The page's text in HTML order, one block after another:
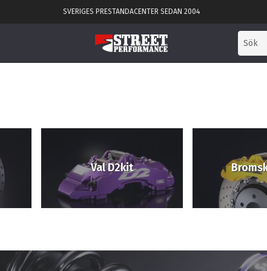
SVERIGES PRESTANDACENTER SEDAN 2004
Val D2kit